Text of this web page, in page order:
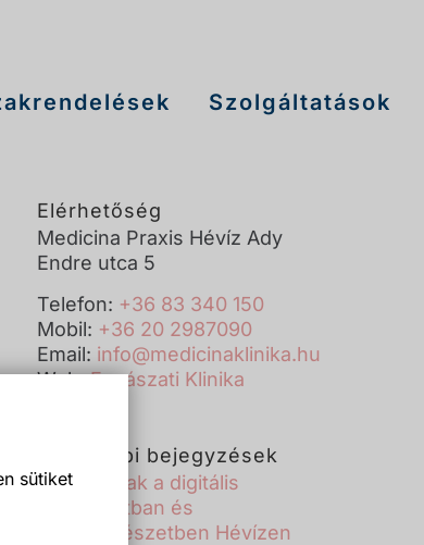
sütiket
Szolgáltatások
Elérhetőség
Medicina Praxis Hévíz Ady
Endre utca 5
Telefon: +36 83 340 150
Mobil: +36 20 2987090
Email: info@medicinaklinika.hu
Web:Fogászati Klinika
Legutóbbi bejegyzések
Új korszak a digitális
fogászatban és
szájsebészetben Hévízen